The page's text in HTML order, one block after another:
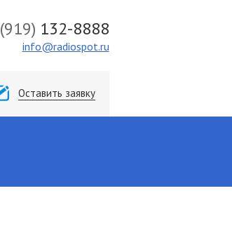
(919) 132-8888
info@radiospot.ru
Оставить заявку